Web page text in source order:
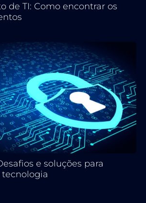
de TI: Como encontrar os
e soluções para